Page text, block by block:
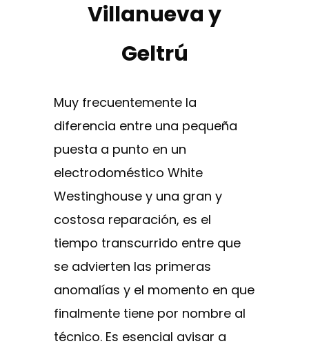
Villanueva y
Geltrú
Muy frecuentemente la
diferencia entre una pequeña
puesta a punto en un
electrodoméstico White
Westinghouse y una gran y
costosa reparación, es el
tiempo transcurrido entre que
se advierten las primeras
anomalías y el momento en que
finalmente tiene por nombre al
técnico. Es esencial avisar a